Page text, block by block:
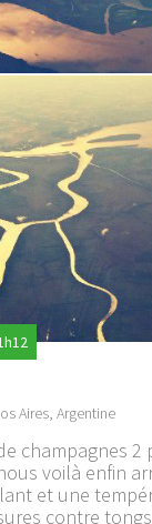
Aires, Argentine
champagnes
voilà enfin
et une
contre